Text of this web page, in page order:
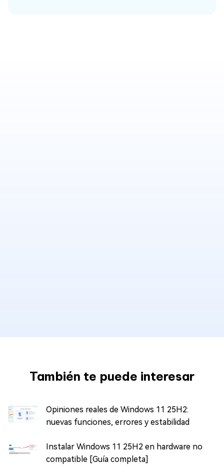
También te puede interesar
Opiniones reales de Windows 11 25H2:
nuevas funciones, errores y estabilidad
Instalar Windows 11 25H2 en hardware no
compatible [Guía completa]